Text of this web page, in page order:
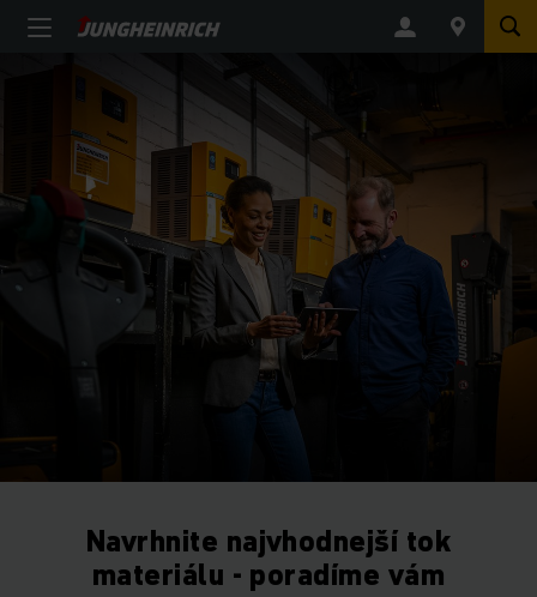
Navrhnite najvhodnejší tok
materiálu - poradíme vám